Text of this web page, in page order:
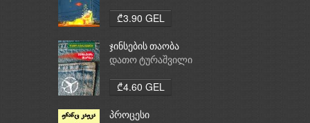
₾3.90 GEL
ჯინსების თაობა
დათო ტურაშვილი
₾4.60 GEL
პროცესი